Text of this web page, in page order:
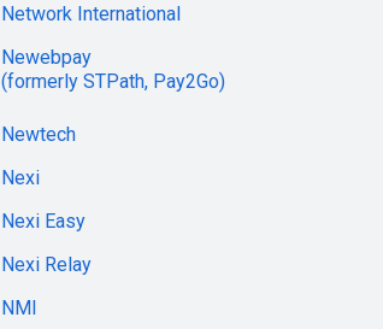
Network International
Newebpay
(formerly STPath, Pay2Go)
Newtech
Nexi
Nexi Easy
Nexi Relay
NMI